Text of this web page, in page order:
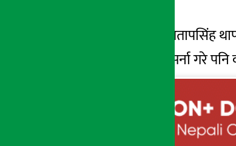
भ्याली प्रहरी प्रमुख
सरकारको जति भत्सर्ना गरे